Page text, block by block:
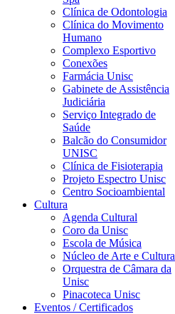
Clínica de Odontologia
Clínica do Movimento
Humano
Complexo Esportivo
Conexões
Farmácia Unisc
Gabinete de Assistência
Judiciária
Serviço Integrado de
Saúde
Balcão do Consumidor
UNISC
Clínica de Fisioterapia
Projeto Espectro Unisc
Centro Socioambiental
Cultura
Agenda Cultural
Coro da Unisc
Escola de Música
Núcleo de Arte e Cultura
Orquestra de Câmara da
Unisc
Pinacoteca Unisc
Eventos / Certificados